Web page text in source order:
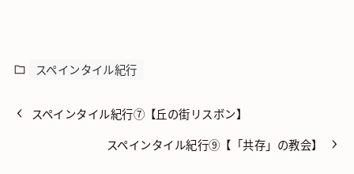
スペインタイル紀行
スペインタイル紀行⑦【丘の街リスボン】
スペインタイル紀行⑨【「共存」の教会】